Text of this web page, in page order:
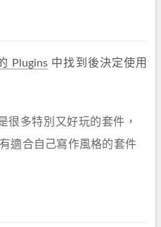
Plugins 中找到後決定使用
很多特別又好玩的套件，
適合自己寫作風格的套件